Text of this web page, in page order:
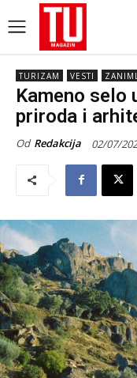
TURIZAM VESTI
Kameno selo
priroda i
Od Redakcija 02/07/